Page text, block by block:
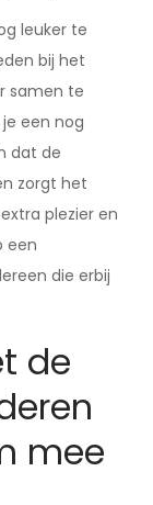
leuker te
bij het
samen te
een nog
dat de
zorgt het
plezier en
een
die erbij
de
mee